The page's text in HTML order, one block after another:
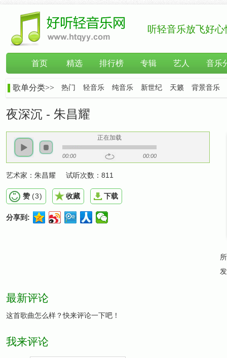
听轻音乐放飞好心
首页 精选 排行榜 专辑 艺人 音乐
歌单分类>> 热门 轻音乐 纯音乐 新世纪 天籁 背景音乐
夜深沉 - 朱昌耀
正在加载
00:00 00:00
艺术家： 朱昌耀 试听次数： 811
赞 (3) 收藏 下载
分享到:
最新评论
这首歌曲怎么样？快来评论一下吧！
我来评论